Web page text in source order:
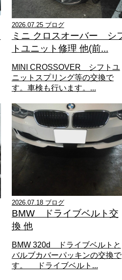
2026.07.25 ブログ
ミニ クロスオーバー シ
トユニット修理 他(前...
MINI CROSSOVER シフトユ
ニットスプリング等の交換で
す。車検も行います。...
2026.07.18 ブログ
BMW ドライブベルト交
換 他
BMW 320d ドライブベルトと
バルブカバーパッキンの交換で
す。 ドライブベルト...